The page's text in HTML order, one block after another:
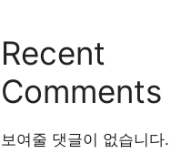
Recent
Comments
보여줄 댓글이 없습니다.